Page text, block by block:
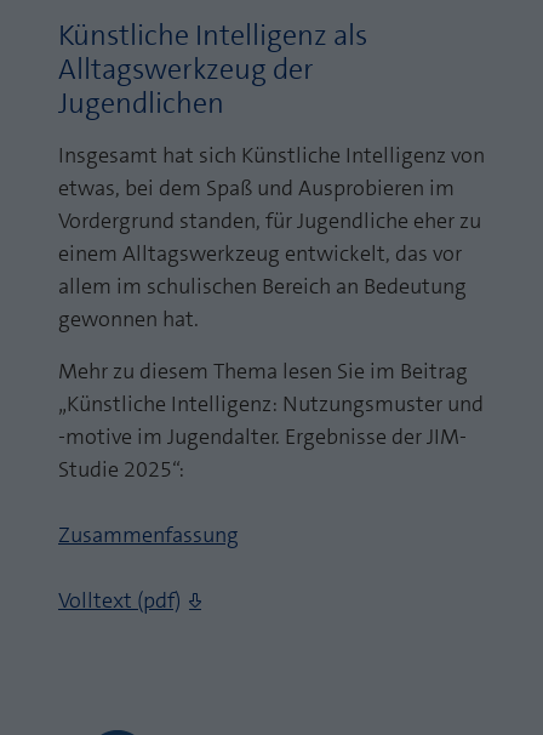
Künstliche Intelligenz als
Alltagswerkzeug der
Jugendlichen
Insgesamt hat sich Künstliche Intelligenz von
etwas, bei dem Spaß und Ausprobieren im
Vordergrund standen, für Jugendliche eher zu
einem Alltagswerkzeug entwickelt, das vor
allem im schulischen Bereich an Bedeutung
gewonnen hat.
Mehr zu diesem Thema lesen Sie im Beitrag
„Künstliche Intelligenz: Nutzungsmuster und
-motive im Jugendalter. Ergebnisse der JIM-
Studie 2025“:
Zusammenfassung
Volltext (pdf)